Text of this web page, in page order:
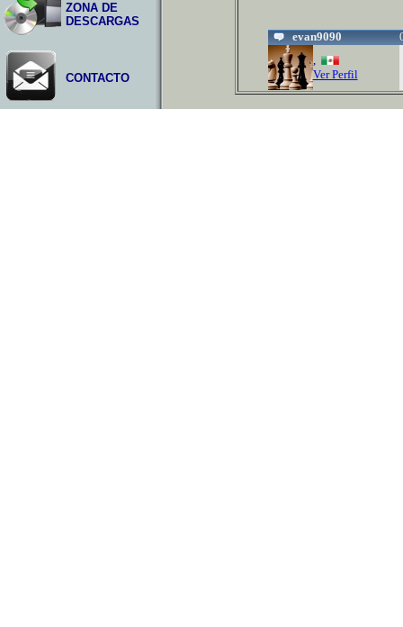
ZONA DE
DESCARGAS
CONTACTO
evan9090
,
Ver Perfil